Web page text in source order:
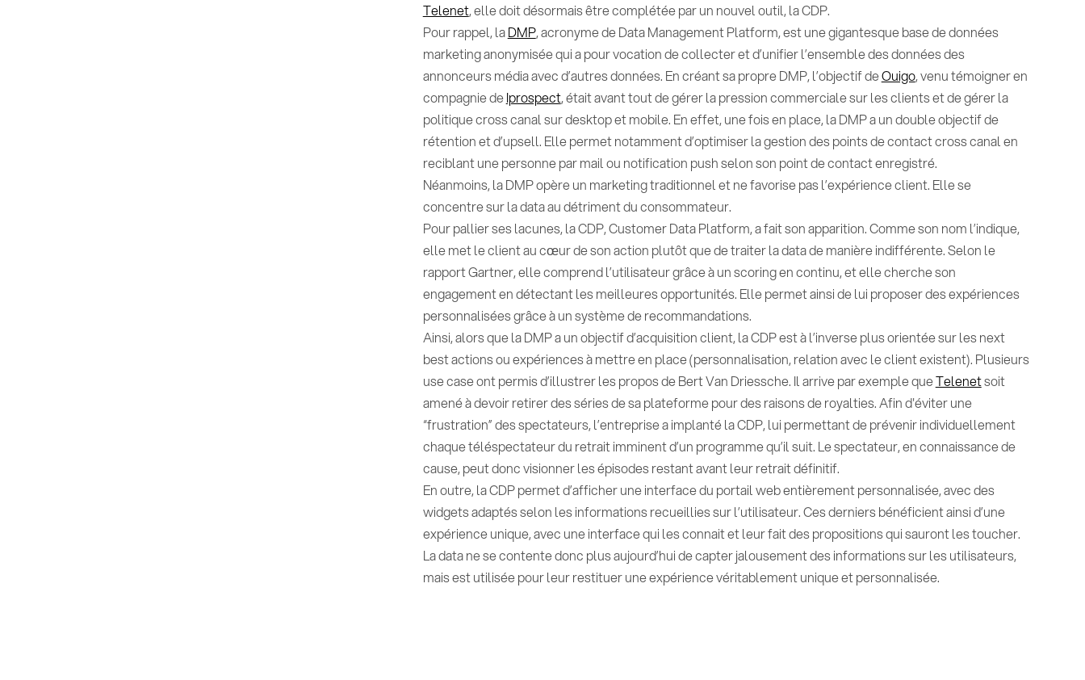
Telenet, elle doit désormais être complétée par un nouvel outil, la CDP.
Pour rappel, laDMP, acronyme de Data Management Platform, est une gigantesque base de données
marketing anonymisée qui a pour vocation de collecter et d’unifier l’ensemble des données des
annonceurs média avec d’autres données. En créant sa propre DMP, l’objectif deOuigo, venu témoigner en
compagnie deIprospect, était avant tout de gérer la pression commerciale sur les clients et de gérer la
politique cross canal sur desktop et mobile. En effet, une fois en place, la DMP a un double objectif de
rétention et d’upsell. Elle permet notamment d’optimiser la gestion des points de contact cross canal en
reciblant une personne par mail ou notification push selon son point de contact enregistré.
Néanmoins, la DMP opère un marketing traditionnel et ne favorise pas l’expérience client. Elle se
concentre sur la data au détriment du consommateur.
Pour pallier ses lacunes, la CDP, Customer Data Platform, a fait son apparition. Comme son nom l’indique,
elle met le client au cœur de son action plutôt que de traiter la data de manière indifférente. Selon le
rapport Gartner, elle comprend l’utilisateur grâce à un scoring en continu, et elle cherche son
engagement en détectant les meilleures opportunités. Elle permet ainsi de lui proposer des expériences
personnalisées grâce à un système de recommandations.
Ainsi, alors que la DMP a un objectif d’acquisition client, la CDP est à l’inverse plus orientée sur les next
best actions ou expériences à mettre en place (personnalisation, relation avec le client existent). Plusieurs
use case ont permis d’illustrer les propos de Bert Van Driessche. Il arrive par exemple queTelenetsoit
amené à devoir retirer des séries de sa plateforme pour des raisons de royalties. Afin d'éviter une
“frustration” des spectateurs, l’entreprise a implanté la CDP, lui permettant de prévenir individuellement
chaque téléspectateur du retrait imminent d’un programme qu’il suit. Le spectateur, en connaissance de
cause, peut donc visionner les épisodes restant avant leur retrait définitif.
En outre, la CDP permet d’afficher une interface du portail web entièrement personnalisée, avec des
widgets adaptés selon les informations recueillies sur l’utilisateur. Ces derniers bénéficient ainsi d’une
expérience unique, avec une interface qui les connait et leur fait des propositions qui sauront les toucher.
La data ne se contente donc plus aujourd’hui de capter jalousement des informations sur les utilisateurs,
mais est utilisée pour leur restituer une expérience véritablement unique et personnalisée.